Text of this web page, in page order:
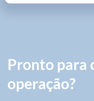
Pronto para
operação?